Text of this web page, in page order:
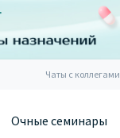
Чаты с коллегами
Очные семинары